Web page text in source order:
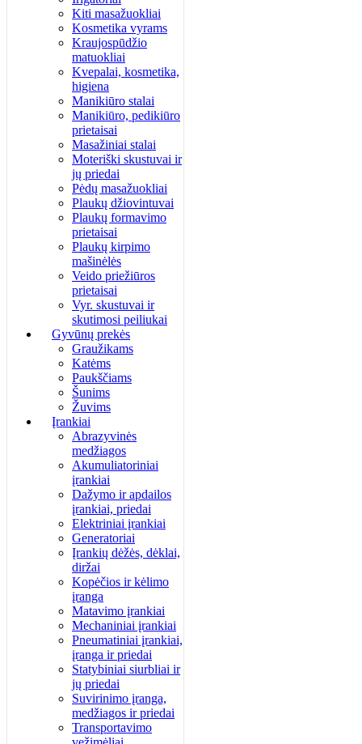
Kiti masažuokliai
Kosmetika vyrams
Kraujospūdžio
matuokliai
Kvepalai, kosmetika,
higiena
Manikiūro stalai
Manikiūro, pedikiūro
prietaisai
Masažiniai stalai
Moteriški skustuvai ir
jų priedai
Pėdų masažuokliai
Plaukų džiovintuvai
Plaukų formavimo
prietaisai
Plaukų kirpimo
mašinėlės
Veido priežiūros
prietaisai
Vyr. skustuvai ir
skutimosi peiliukai
Gyvūnų prekės
Graužikams
Katėms
Paukščiams
Šunims
Žuvims
Įrankiai
Abrazyvinės
medžiagos
Akumuliatoriniai
įrankiai
Dažymo ir apdailos
įrankiai, priedai
Elektriniai įrankiai
Generatoriai
Įrankių dėžės, dėklai,
diržai
Kopėčios ir kėlimo
įranga
Matavimo įrankiai
Mechaniniai įrankiai
Pneumatiniai įrankiai,
įranga ir priedai
Statybiniai siurbliai ir
jų priedai
Suvirinimo įranga,
medžiagos ir priedai
Transportavimo